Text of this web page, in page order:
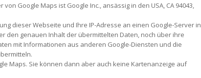
Google Maps ist Google Inc., ansässig in den USA, CA 94043,
dieser Webseite und Ihre IP-Adresse an einen Google-Server in
den genauen Inhalt der übermittelten Daten, noch über ihre
mit Informationen aus anderen Google-Diensten und die
Maps. Sie können dann aber auch keine Kartenanzeige auf